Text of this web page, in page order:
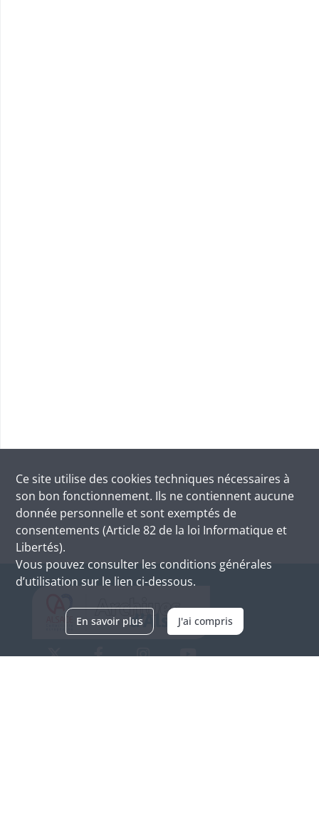
Ce site utilise des cookies techniques nécessaires à
son bon fonctionnement. Ils ne contiennent aucune
donnée personnelle et sont exemptés de
consentements (Article 82 de la loi Informatique et
Libertés).
Vous pouvez consulter les conditions générales
d’utilisation sur le lien ci-dessous.
En savoir plus J'ai compris